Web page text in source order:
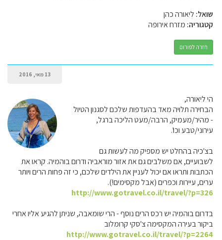
שואל: ליאורה כהן
קטגוריה: מזרח אירופה
חזרה לפורום
13 מאי, 2016
הי ליאורה,
הבחירה תלויה מאד בהעדפות שלכם לסגנון הטיול
- מהיר/מעמיק, הרבה/מעט הליכה ברגל,
עירוני/טבע וכו'.
בצ'כיה בהחלט יש מספיק מה לעשות גם
לשבועיים, אם משלבים גם את אזור מוראביה ודרום בוהמיה. קראו את
הכתבות ותראו אם יכול לעניין את הילדים שלכם, כי זה פחות הרים ויותר
ערים, עיירות וכפרים (אבל מקסימים!).
http://www.gotravel.co.il/travel/?p=326
בדרום בוהמיה יש רכס הרים נוסף - הרי שומאבה, שניתן להגיע אליו אחרי
ביקור בעירה המקסימה צ'סקי קרומלוב
http://www.gotravel.co.il/travel/?p=2264